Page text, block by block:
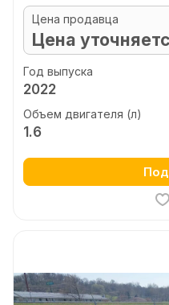
Цена продавца
Цена
Год выпуска
2022
Объем двигателя (л)
1.6